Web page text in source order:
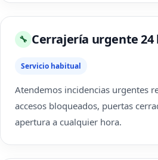
🔧 Cerrajería urgente 24
Servicio habitual
Atendemos incidencias urgentes
accesos bloqueados, puertas
apertura a cualquier hora.